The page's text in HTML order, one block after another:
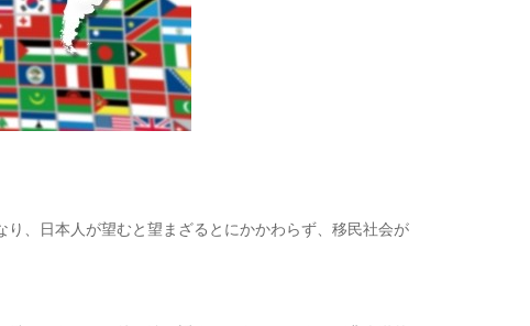
、日本人が望むと望まざるとにかかわらず、移民社会が